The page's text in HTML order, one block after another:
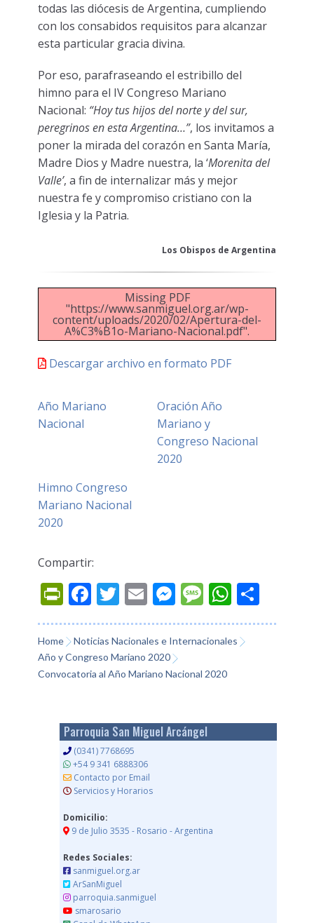
todas las diócesis de Argentina, cumpliendo
con los consabidos requisitos para alcanzar
esta particular gracia divina.
Por eso, parafraseando el estribillo del
himno para el IV Congreso Mariano
Nacional: “Hoy tus hijos del norte y del sur,
peregrinos en esta Argentina…”, los invitamos a
poner la mirada del corazón en Santa María,
Madre Dios y Madre nuestra, la ‘Morenita del
Valle’, a fin de internalizar más y mejor
nuestra fe y compromiso cristiano con la
Iglesia y la Patria.
Los Obispos de Argentina
Missing PDF
"https://www.sanmiguel.org.ar/wp-
content/uploads/2020/02/Apertura-del-
A%C3%B1o-Mariano-Nacional.pdf".
Descargar archivo en formato PDF
Año Mariano
Nacional
Oración Año
Mariano y
Congreso Nacional
2020
Himno Congreso
Mariano Nacional
2020
Compartir:
Prin
endl
y
Fac
ok
Twi
Ema
Mes
ger
Mes
e
Wh
App
Home
Noticias Nacionales e Internacionales
Año y Congreso Mariano 2020
Convocatoria al Año Mariano Nacional 2020
Parroquia San Miguel Arcángel
(0341) 7768695
+54 9 341 6888306
Contacto por Email
Servicios y Horarios
Domicilio:
9 de Julio 3535 - Rosario - Argentina
Redes Sociales:
sanmiguel.org.ar
ArSanMiguel
parroquia.sanmiguel
smarosario